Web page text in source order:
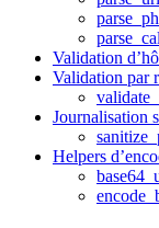
Validation
Validation par
Journalisation
Helpers